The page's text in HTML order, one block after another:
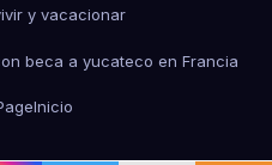
y vacacionar
beca a yucateco en Francia
Inicio